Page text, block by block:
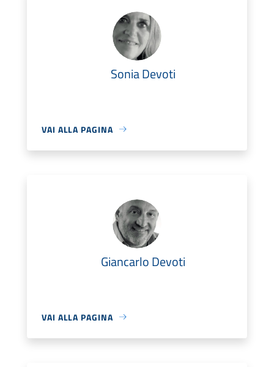
Sonia Devoti
VAI ALLA PAGINA
Giancarlo Devoti
VAI ALLA PAGINA